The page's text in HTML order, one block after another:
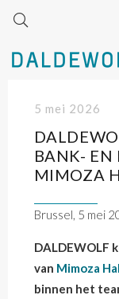
5 mei 2026
BANK- EN
MIMOZA
Brussel, 5 mei
DALDEWOLF
van Mimoza
binnen het